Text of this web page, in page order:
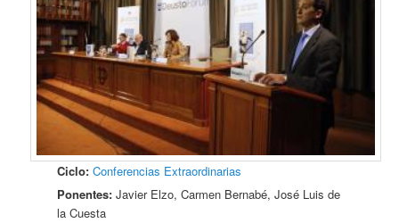
Ciclo: Conferencias Extraordinarias
Ponentes: Javier Elzo, Carmen Bernabé, José Luis de
la Cuesta